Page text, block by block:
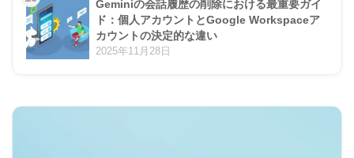
Geminiの会話履歴の削除における最重要ガイ
ド：個人アカウントとGoogle Workspaceア
カウントの決定的な違い
2025年11月28日